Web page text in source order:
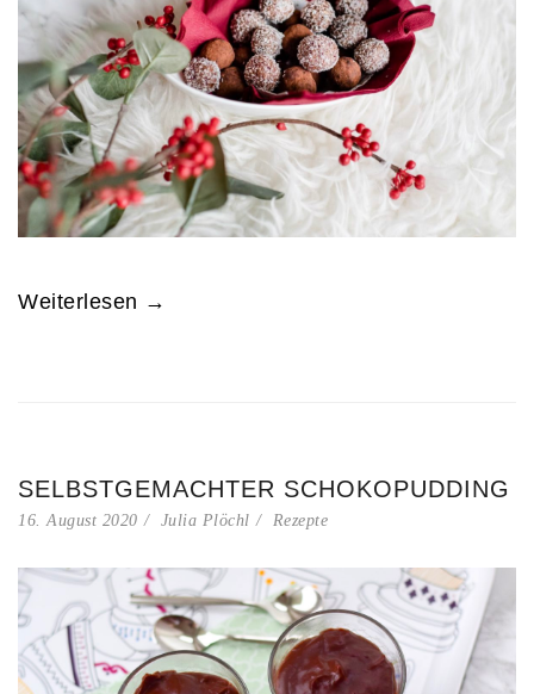
Weiterlesen →
SELBSTGEMACHTER SCHOKOPUDDING
16. August 2020 Julia Plöchl Rezepte